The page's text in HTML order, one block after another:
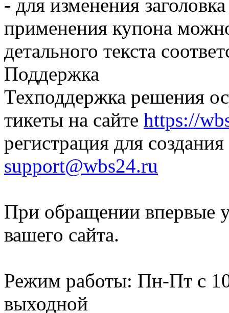
- для изменения
применения купона
детального текста
Поддержка
Техподдержка решения
тикеты на сайте https://
регистрация для
support@wbs24.ru
При обращении впервые
вашего сайта.
Режим работы: Пн-Пт с
выходной